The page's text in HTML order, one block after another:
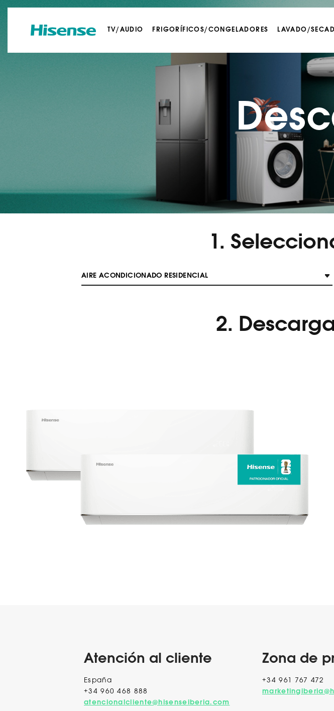
TV/AUDIO FRIGORÍFICOS/CONGELADORES LAVADO/
1.
AIRE ACONDICIONADO RESIDENCIAL
2.
Atención al cliente
España
+34 960 468 888
atencionalcliente@hisenseiberia.com
Zona de
+34 961 767 472